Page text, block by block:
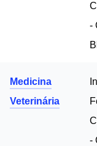
-
Medicina
Veterinária
-